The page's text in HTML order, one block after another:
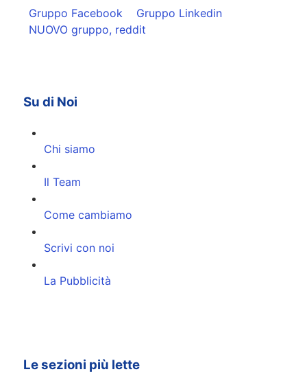
Gruppo Facebook
Gruppo Linkedin
NUOVO gruppo, reddit
Su di Noi
Chi siamo
Il Team
Come cambiamo
Scrivi con noi
La Pubblicità
Le sezioni più lette